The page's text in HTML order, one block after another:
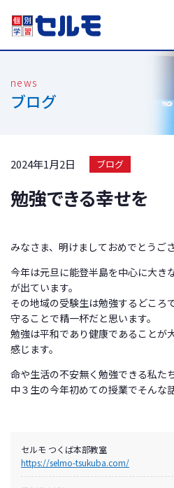
ブログ
2024年1月2日 ブログ
勉強できる幸せを
みなさま、明けましておめでとうござ
今年は元旦に能登半島を中心に大き
が出ています。
その地域の受験生は勉強するどころ
守ることで精一杯だと思います。
勉強は平和であり健康であることが
感じます。
命や生活の不安無く勉強できる私た
中３生の今年初めての授業でそんな
セルモ つくば本部教室
https://selmo-tsukuba.com/